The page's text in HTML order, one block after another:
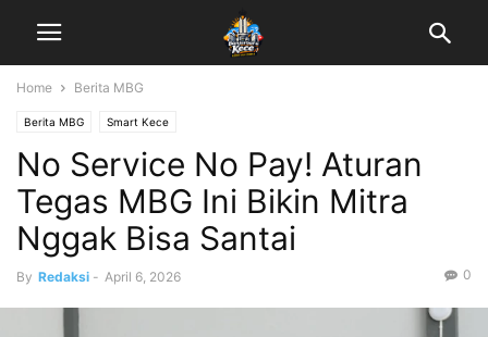
Home Berita MBG
Berita MBG Smart Kece
No Service No Pay! Aturan
Tegas MBG Ini Bikin Mitra
Nggak Bisa Santai
By Redaksi - April 6, 2026 0